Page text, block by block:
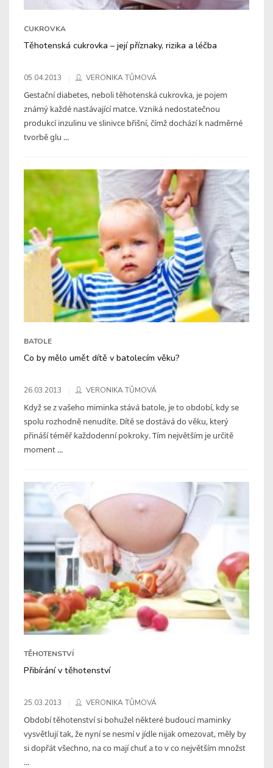
CUKROVKA
Těhotenská cukrovka – její příznaky, rizika a léčba
05.04.2013 VERONIKA TŮMOVÁ
Gestační diabetes, neboli těhotenská cukrovka, je pojem
známý každé nastávající matce. Vzniká nedostatečnou
produkcí inzulinu ve slinivce břišní, čímž dochází k nadměrné
tvorbě glu ...
BATOLE
Co by mělo umět dítě v batolecím věku?
26.03.2013 VERONIKA TŮMOVÁ
Když se z vašeho miminka stává batole, je to období, kdy se
spolu rozhodně nenudíte. Dítě se dostává do věku, který
přináší téměř každodenní pokroky. Tím největším je určitě
moment ...
TĚHOTENSTVÍ
Přibírání v těhotenství
25.03.2013 VERONIKA TŮMOVÁ
Období těhotenství si bohužel některé budoucí maminky
vysvětlují tak, že nyní se nesmí v jídle nijak omezovat, měly by
si dopřát všechno, na co mají chuť a to v co největším množst
...